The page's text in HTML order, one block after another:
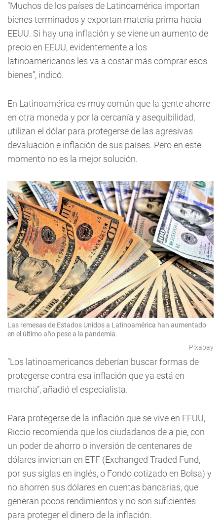
“Muchos de los países de Latinoamérica importan
bienes terminados y exportan materia prima hacia
EEUU. Si hay una inflación y se viene un aumento de
precio en EEUU, evidentemente a los
latinoamericanos les va a costar más comprar esos
bienes”, indicó.
En Latinoamérica es muy común que la gente ahorre
en otra moneda y por la cercanía y asequibilidad,
utilizan el dólar para protegerse de las agresivas
devaluación e inflación de sus países. Pero en este
momento no es la mejor solución.
Las remesas de Estados Unidos a Latinoamérica han aumentado
en el último año pese a la pandemia.
Pixabay
“Los latinoamericanos deberían buscar formas de
protegerse contra esa inflación que ya está en
marcha”, añadió el especialista.
Para protegerse de la inflación que se vive en EEUU,
Riccio recomienda que los ciudadanos de a pie, con
un poder de ahorro o inversión de centenares de
dólares inviertan en ETF (Exchanged Traded Fund,
por sus siglas en inglés, o Fondo cotizado en Bolsa) y
no ahorren sus dólares en cuentas bancarias, que
generan pocos rendimientos y no son suficientes
para proteger el dinero de la inflación.